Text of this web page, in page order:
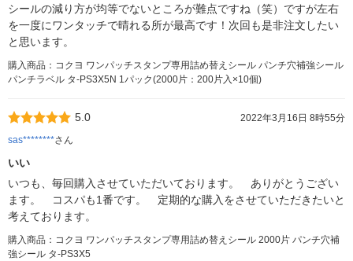
シールの減り方が均等でないところが難点ですね（笑）ですが左右
を一度にワンタッチで晴れる所が最高です！次回も是非注文したい
と思います。
購入商品：コクヨ ワンパッチスタンプ専用詰め替えシール パンチ穴補強シール
パンチラベル タ-PS3X5N 1パック(2000片：200片入×10個)
5.0
2022年3月16日 8時55分
sas********さん
いい
いつも、毎回購入させていただいております。 ありがとうござい
ます。 コスパも1番です。 定期的な購入をさせていただきたいと
考えております。
購入商品：コクヨ ワンパッチスタンプ専用詰め替えシール 2000片 パンチ穴補
強シール タ-PS3X5